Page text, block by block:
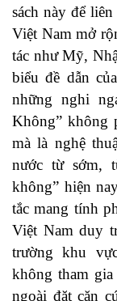
sách này để
Việt Nam mở
tác như Mỹ,
biểu đề dẫn
những nghi
Không” không
mà là nghệ
nước từ sớm,
không” hiện
tắc mang tính
Việt Nam duy
trường khu
không tham
ngoài đặt căn